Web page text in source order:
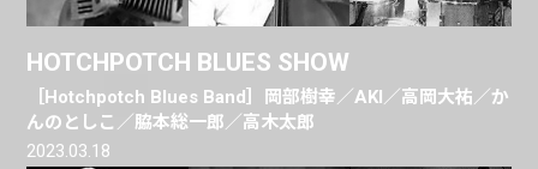
HOTCHPOTCH BLUES SHOW
［Hotchpotch Blues Band］岡部樹幸／AKI／高岡大祐／か
んのとしこ／脇本総一郎／高木太郎
2023.03.18